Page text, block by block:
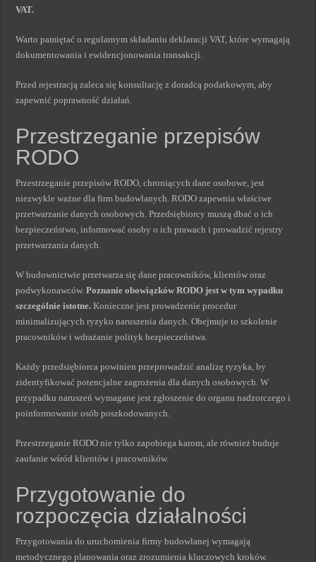
VAT.
Warto pamiętać o regularnym składaniu deklaracji VAT, które wymagają
dokumentowania i ewidencjonowania transakcji.
Przed rejestracją zaleca się konsultację z doradcą podatkowym, aby
zapewnić poprawność działań.
Przestrzeganie przepisów
RODO
Przestrzeganie przepisów RODO, chroniących dane osobowe, jest
niezwykle ważne dla firm budowlanych. RODO zapewnia właściwe
przetwarzanie danych osobowych. Przedsiębiorcy muszą dbać o ich
bezpieczeństwo, informować osoby o ich prawach i prowadzić rejestry
przetwarzania danych.
W budownictwie przetwarza się dane pracowników, klientów oraz
podwykonawców.Poznanie obowiązków RODO jest w tym wypadku
szczególnie istotne. Konieczne jest prowadzenie procedur
minimalizujących ryzyko naruszenia danych. Obejmuje to szkolenie
pracowników i wdrażanie polityk bezpieczeństwa.
Każdy przedsiębiorca powinien przeprowadzić analizę ryzyka, by
zidentyfikować potencjalne zagrożenia dla danych osobowych. W
przypadku naruszeń wymagane jest zgłoszenie do organu nadzorczego i
poinformowanie osób poszkodowanych.
Przestrzeganie RODO nie tylko zapobiega karom, ale również buduje
zaufanie wśród klientów i pracowników.
Przygotowanie do
rozpoczęcia działalności
Przygotowania do uruchomienia firmy budowlanej wymagają
metodycznego planowania oraz zrozumienia kluczowych kroków.